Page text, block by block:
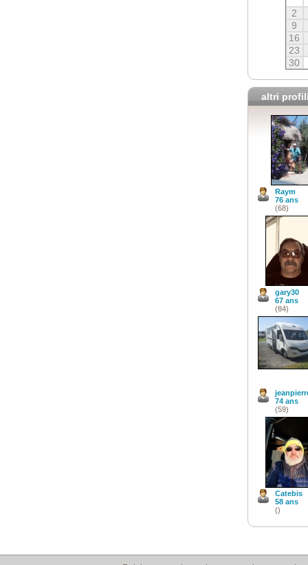
2
9
16
23
30
altri
Raym
76 ans
(68)
gary30
67 ans
(84)
74 ans
(59)
Catebis
58 ans
()